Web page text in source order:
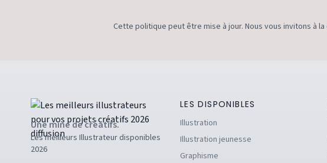
Cette politique peut être mise à jour. Nous vous invitons à
Une mine de créatifs.
Les meilleurs Illustrateur disponibles
2026
LES DISPONIBLES
Illustration
Illustration jeunesse
Graphisme